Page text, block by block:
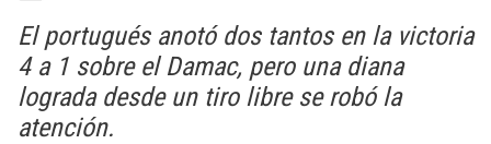
El portugués anotó dos tantos en la victoria
4 a 1 sobre el Damac, pero una diana
lograda desde un tiro libre se robó la
atención.